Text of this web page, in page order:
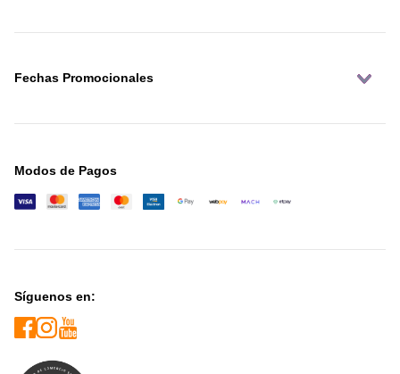
Fechas Promocionales
Modos de Pagos
Síguenos en: